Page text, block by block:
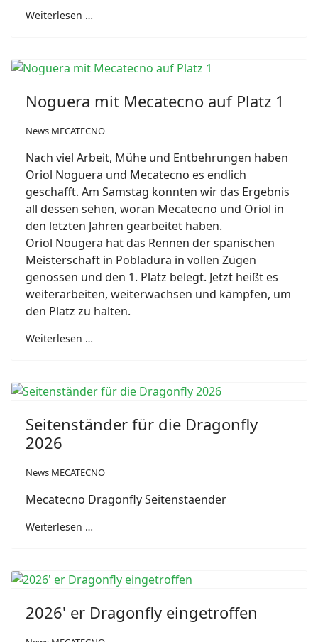
Weiterlesen …
Noguera mit Mecatecno auf Platz 1
News MECATECNO
Nach viel Arbeit, Mühe und Entbehrungen haben
Oriol Noguera und Mecatecno es endlich
geschafft. Am Samstag konnten wir das Ergebnis
all dessen sehen, woran Mecatecno und Oriol in
den letzten Jahren gearbeitet haben.
Oriol Nougera hat das Rennen der spanischen
Meisterschaft in Pobladura in vollen Zügen
genossen und den 1. Platz belegt. Jetzt heißt es
weiterarbeiten, weiterwachsen und kämpfen, um
den Platz zu halten.
Weiterlesen …
Seitenständer für die Dragonfly
2026
News MECATECNO
Mecatecno Dragonfly Seitenstaender
Weiterlesen …
2026' er Dragonfly eingetroffen